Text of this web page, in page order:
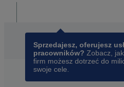
Sprzedajesz, oferujesz
pracowników? Zobacz,
firm możesz dotrzeć do
swoje cele.